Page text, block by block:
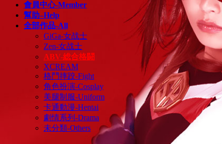
會員中心-Member
幫助–Help
全部作品-All
GiGa-女战士
Zen-女战士
ABV-総合格闘
XCREAM
格鬥摔跤-Fight
角色扮演-Cosplay
美腿制服-Uniform
卡通動漫-Hentai
劇情系列-Drama
未分類-Others